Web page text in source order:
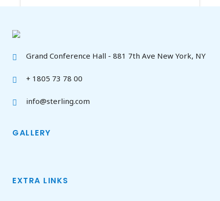
Grand Conference Hall - 881 7th Ave New York, NY
+ 1805 73 78 00
info@sterling.com
GALLERY
EXTRA LINKS